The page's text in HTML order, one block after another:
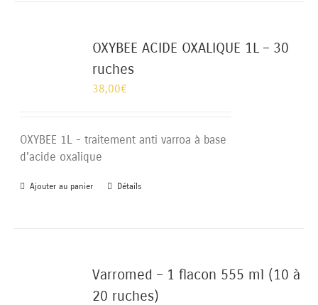
OXYBEE ACIDE OXALIQUE 1L – 30
ruches
38,00€
OXYBEE 1L - traitement anti varroa à base
d'acide oxalique
Ajouter au panier Détails
Varromed – 1 flacon 555 ml (10 à
20 ruches)